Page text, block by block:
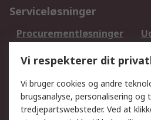
Serviceløsninger
Procurementløsninger
DesignSpark
Dit lokale salgsteam
Support
Vi respekterer dit
Vi bruger cookies og andre
brugsanalyse, personalisering og
tredjepartswebsteder. Ved at